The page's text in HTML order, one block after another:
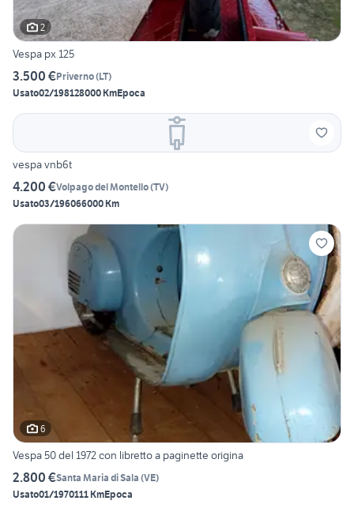
2
Vespa px 125
3.500 €Priverno(LT)
Usato02/198128000 KmEpoca
vespa vnb6t
4.200 €Volpago del Montello(TV)
Usato03/196066000 Km
6
Vespa 50 del 1972 con libretto a paginette origina
2.800 €Santa Maria di Sala (VE)
Usato01/1970111 KmEpoca